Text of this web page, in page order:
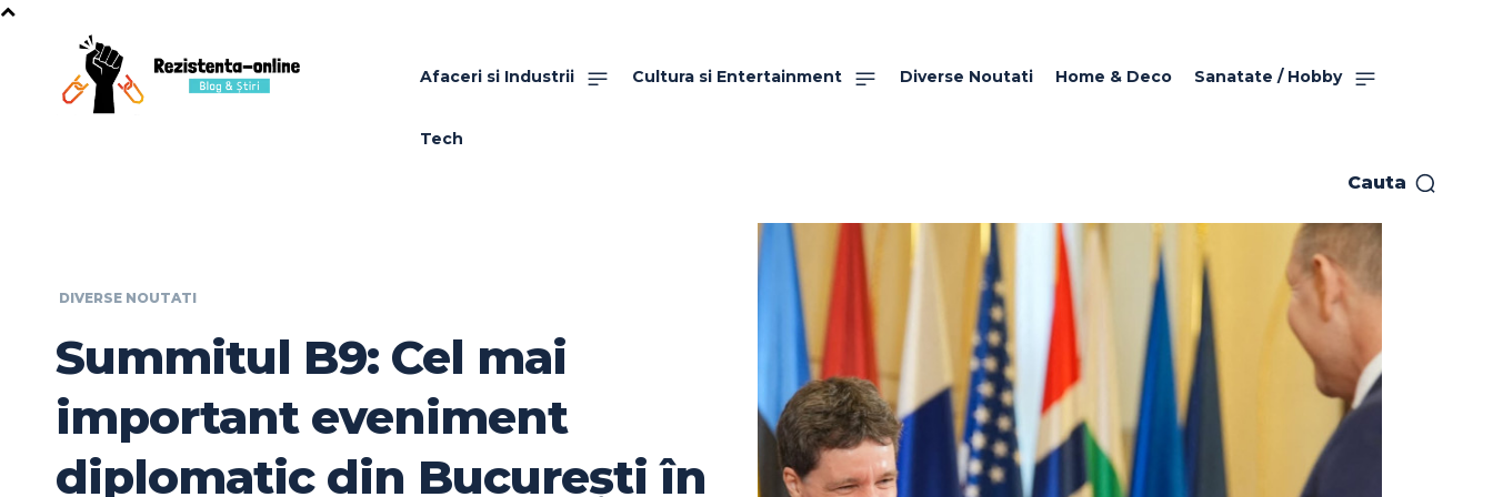
Afaceri si Industrii Cultura si Entertainment Diverse Noutati Home & Deco Sanatate / Hobby
Tech
Cauta
DIVERSE NOUTATI
Summitul B9: Cel mai
important eveniment
diplomatic din București în